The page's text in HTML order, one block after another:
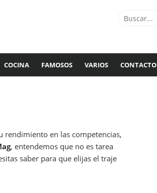
Buscar:
COCINA FAMOSOS VARIOS CONTACTO
rendimiento en las competencias,
, entendemos que no es tarea
saber para que elijas el traje